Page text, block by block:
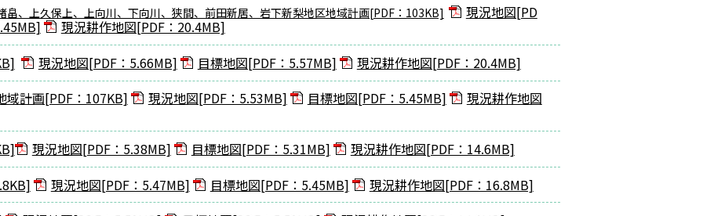
畠、上久保上、上向川、下向川、狭間、前田新居、岩下新梨地区地域計画[PDF：103KB] 現況地図[PD
現況耕作地図[PDF：20.4MB]
現況地図[PDF：5.66MB] 目標地図[PDF：5.57MB]
現況耕作地図[PDF：20.4MB]
域計画[PDF：107KB]
現況地図[PDF：5.53MB] 目標地図[PDF：5.45MB] 現況耕作地図
現況地図[PDF：5.38MB] 目標地図[PDF：5.31MB]
現況耕作地図[PDF：14.6MB]
現況地図[PDF：5.47MB] 目標地図[PDF：5.45MB]
現況耕作地図[PDF：16.8MB]